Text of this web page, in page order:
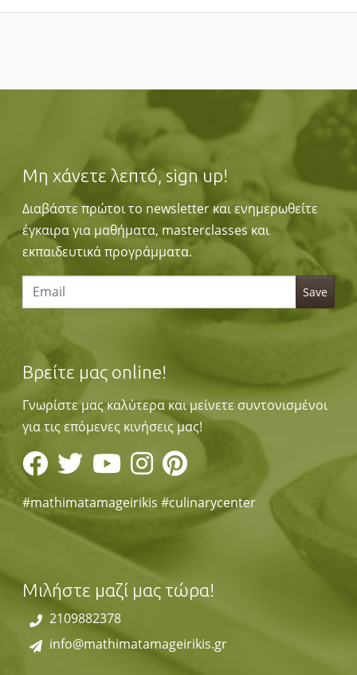
Μη χάνετε λεπτό, sign up!
Διαβάστε πρώτοι το newsletter και ενημερωθείτε
έγκαιρα για μαθήματα, masterclasses και
εκπαιδευτικά προγράμματα.
Βρείτε μας online!
Γνωρίστε μας καλύτερα και μείνετε συντονισμένοι
για τις επόμενες κινήσεις μας!
#mathimatamageirikis #culinarycenter
Μιλήστε μαζί μας τώρα!
2109882378
info@mathimatamageirikis.gr